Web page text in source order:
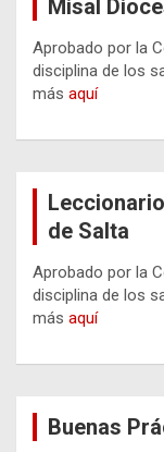
Misal
Aprobado por la
disciplina de los
más aquí
de Salta
Aprobado por la
disciplina de los
más aquí
Buenas